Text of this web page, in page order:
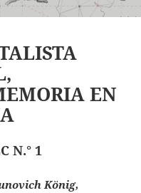
EN
N.° 1
König,